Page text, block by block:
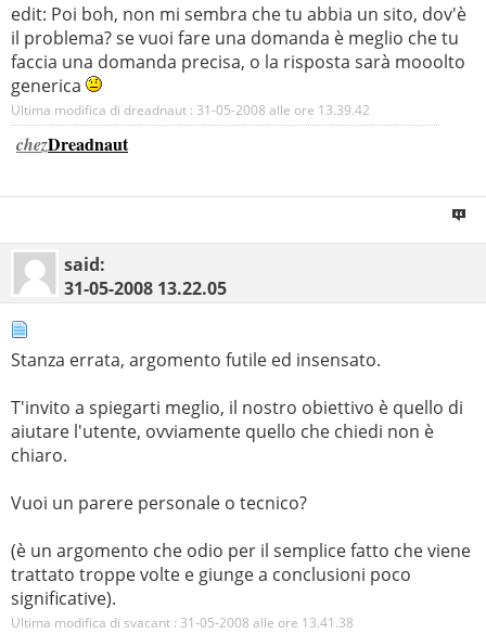
edit: Poi boh, non mi sembra che tu abbia un sito, dov'è
il problema? se vuoi fare una domanda è meglio che tu
faccia una domanda precisa, o la risposta sarà mooolto
generica
Ultima modifica di dreadnaut : 31-05-2008 alle ore 13.39.42
chezDreadnaut
said:
31-05-2008 13.22.05
Stanza errata, argomento futile ed insensato.
T'invito a spiegarti meglio, il nostro obiettivo è quello di
aiutare l'utente, ovviamente quello che chiedi non è
chiaro.
Vuoi un parere personale o tecnico?
(è un argomento che odio per il semplice fatto che viene
trattato troppe volte e giunge a conclusioni poco
significative).
Ultima modifica di svacant : 31-05-2008 alle ore 13.41.38